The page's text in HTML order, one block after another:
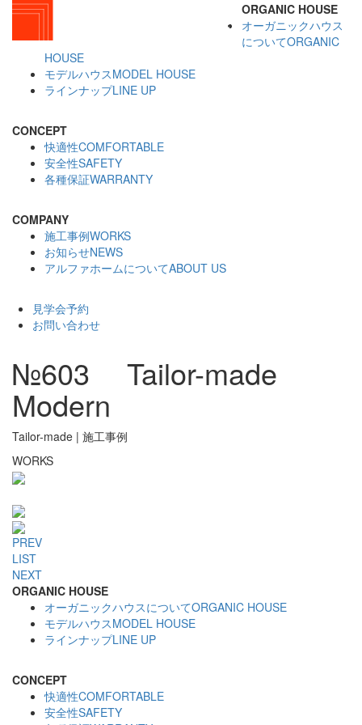
ORGANIC HOUSE
オーガニックハウス
についてORGANIC
HOUSE
モデルハウスMODEL HOUSE
ラインナップLINE UP
CONCEPT
快適性COMFORTABLE
安全性SAFETY
各種保証WARRANTY
COMPANY
施工事例WORKS
お知らせNEWS
アルファホームについてABOUT US
見学会予約
お問い合わせ
№603 Tailor-made
Modern
Tailor-made | 施工事例
WORKS
PREV
LIST
NEXT
ORGANIC HOUSE
オーガニックハウスについてORGANIC HOUSE
モデルハウスMODEL HOUSE
ラインナップLINE UP
CONCEPT
快適性COMFORTABLE
安全性SAFETY